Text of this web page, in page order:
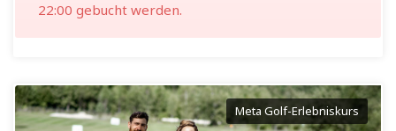
22:00 gebucht werden.
Meta Golf-Erlebniskurs